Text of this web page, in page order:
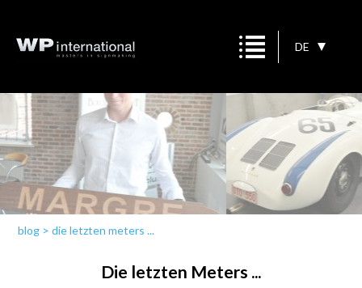
DE
blog >die letzten meters ...
Die letzten Meters ...